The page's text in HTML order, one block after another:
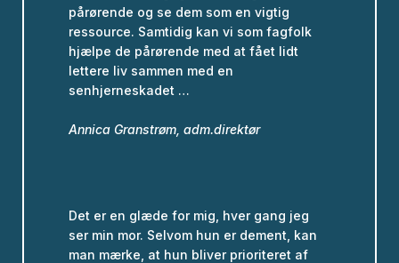
pårørende og se dem som en vigtig
ressource. Samtidig kan vi som fagfolk
hjælpe de pårørende med at fået lidt
lettere liv sammen med en
senhjerneskadet …
Annica Granstrøm, adm.direktør
Det er en glæde for mig, hver gang jeg
ser min mor. Selvom hun er dement, kan
man mærke, at hun bliver prioriteret af